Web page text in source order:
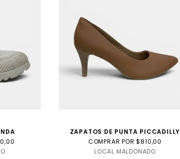
ZAPATOS DE PUNTA PICCADILLY
COMPRAR POR $810,00
LOCAL MALDONADO